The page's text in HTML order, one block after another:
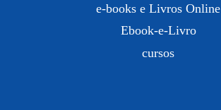
e-books e Livros Online
Ebook-e-Livro
cursos